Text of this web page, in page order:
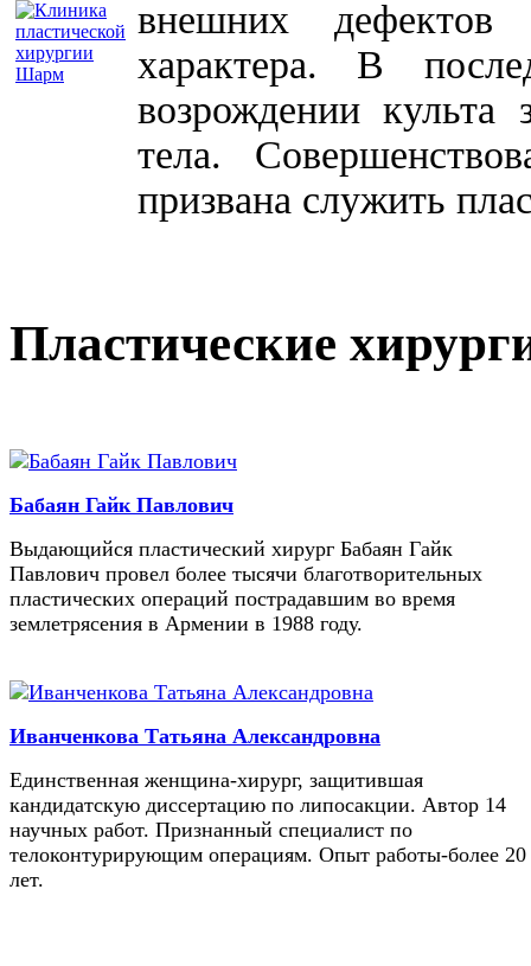
внешних дефектов
характера. В
возрождении культа
тела.
призвана служить
Пластические
Бабаян Гайк Павлович
Выдающийся пластический хирург Бабаян Гайк
Павлович провел более тысячи благотворительных
пластических операций пострадавшим во время
землетрясения в Армении в 1988 году.
Иванченкова Татьяна Александровна
Единственная женщина-хирург, защитившая
кандидатскую диссертацию по липосакции. Автор 14
научных работ. Признанный специалист по
телоконтурирующим операциям. Опыт работы-более 20
лет.